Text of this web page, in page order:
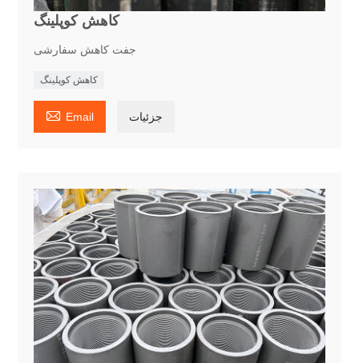
کاهش کوپلینگ
جفت کاهش سفارشی
کاهش کوپلینگ
 Email جزئیات